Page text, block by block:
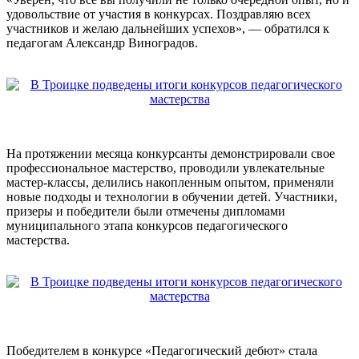
удовольствие от участия в конкурсах. Поздравляю всех
участников и желаю дальнейших успехов», — обратился к
педагогам Александр Виноградов.
На протяжении месяца конкурсанты демонстрировали свое
профессиональное мастерство, проводили увлекательные
мастер-классы, делились накопленным опытом, применяли
новые подходы и технологии в обучении детей. Участники,
призеры и победители были отмечены дипломами
муниципального этапа конкурсов педагогического
мастерства.
Победителем в конкурсе «Педагогический дебют» стала